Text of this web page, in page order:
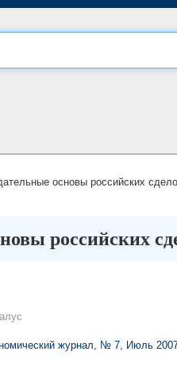
основы российских
российских
журнал, № 7, Июль